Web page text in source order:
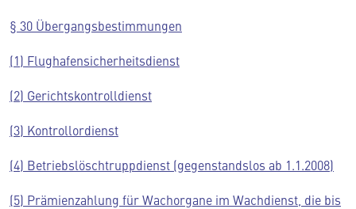
§ 30 Übergangsbestimmungen
(1) Flughafensicherheitsdienst
(2) Gerichtskontrolldienst
(3) Kontrollordienst
(4) Betriebslöschtruppdienst (gegenstandslos ab 1.1.2008)
(5) Prämienzahlung für Wachorgane im Wachdienst, die bis